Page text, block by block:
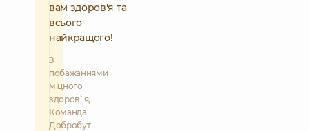
вам здоров'я та
всього
найкращого!
З
побажаннями
міцного
здоров`я,
Команда
Добробут